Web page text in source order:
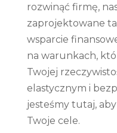
rozwinąć firmę,
zaprojektowane
wsparcie
na warunkach,
Twojej
elastycznym i
jesteśmy tutaj,
Twoje cele.